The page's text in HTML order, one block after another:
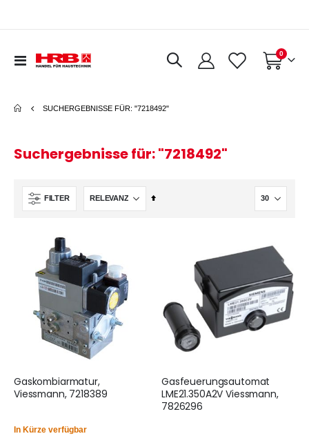
Navigation
Warenkorb
0Artikel
SUCHERGEBNISSE FÜR: "7218492"
Suchergebnisse für: "7218492"
FILTER
In
Gaskombiarmatur,
Viessmann, 7218389
In Kürze verfügbar
Gasfeuerungsautomat
LME21.350A2V Viessmann,
7826296